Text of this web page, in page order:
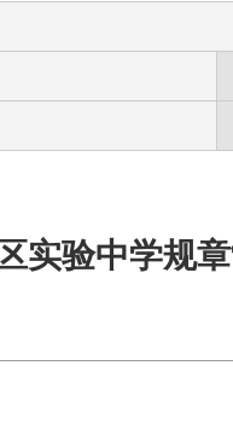
实验中学规